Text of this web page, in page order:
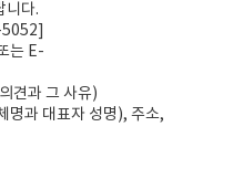
니다.
는 E-
견과 그 사유)
명과 대표자 성명), 주소,